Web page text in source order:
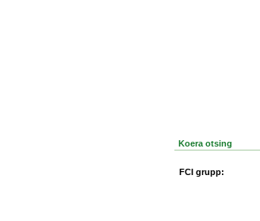
Koera otsing
FCI grupp: